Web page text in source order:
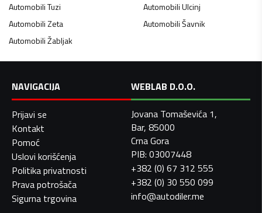
AutomobiliTuzi AutomobiliUlcinj
AutomobiliZeta AutomobiliŠavnik
AutomobiliŽabljak
NAVIGACIJA
Prijavi se
Kontakt
Pomoć
Uslovi korišćenja
Politika privatnosti
Prava potrošača
Sigurna trgovina
WEBLAB D.O.O.
Jovana Tomaševića 1,
Bar, 85000
Crna Gora
PIB: 03007448
+382 (0) 67 312 555
+382 (0) 30 550 099
info@autodiler.me